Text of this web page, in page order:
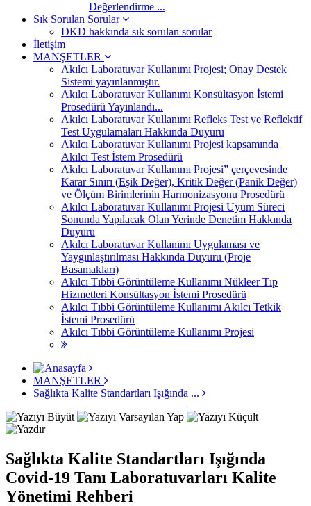
Değerlendirme ...
Sık Sorulan Sorular
DKD hakkında sık sorulan sorular
İletişim
MANŞETLER
Akılcı Laboratuvar Kullanımı Projesi; Onay Destek
Sistemi yayınlanmıştır.
Akılcı Laboratuvar Kullanımı Konsültasyon İstemi
Prosedürü Yayınlandı...
Akılcı Laboratuvar Kullanımı Refleks Test ve Reflektif
Test Uygulamaları Hakkında Duyuru
Akılcı Laboratuvar Kullanımı Projesi kapsamında
Akılcı Test İstem Prosedürü
Akılcı Laboratuvar Kullanımı Projesi” çerçevesinde
Karar Sınırı (Eşik Değer), Kritik Değer (Panik Değer)
ve Ölçüm Birimlerinin Harmonizasyonu Prosedürü
Akılcı Laboratuvar Kullanımı Projesi Uyum Süreci
Sonunda Yapılacak Olan Yerinde Denetim Hakkında
Duyuru
Akılcı Laboratuvar Kullanımı Uygulaması ve
Yaygınlaştırılması Hakkında Duyuru (Proje
Basamakları)
Akılcı Tıbbi Görüntüleme Kullanımı Nükleer Tıp
Hizmetleri Konsültasyon İstemi Prosedürü
Akılcı Tıbbi Görüntüleme Kullanımı Akılcı Tetkik
İstemi Prosedürü
Akılcı Tıbbi Görüntüleme Kullanımı Projesi
MANŞETLER
Sağlıkta Kalite Standartları Işığında ...
Sağlıkta Kalite Standartları Işığında
Covid-19 Tanı Laboratuvarları Kalite
Yönetimi Rehberi